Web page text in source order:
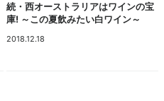
続・西オーストラリアはワインの宝
庫! ～この夏飲みたい白ワイン～
2018.12.18